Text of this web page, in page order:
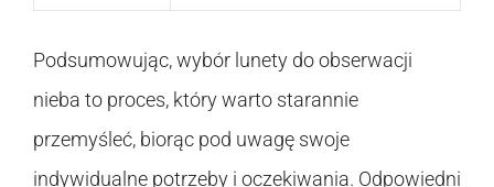
Podsumowując, wybór lunety do obserwacji
nieba to proces, który warto starannie
przemyśleć, biorąc pod uwagę swoje
indywidualne potrzeby i oczekiwania. Odpowiedni